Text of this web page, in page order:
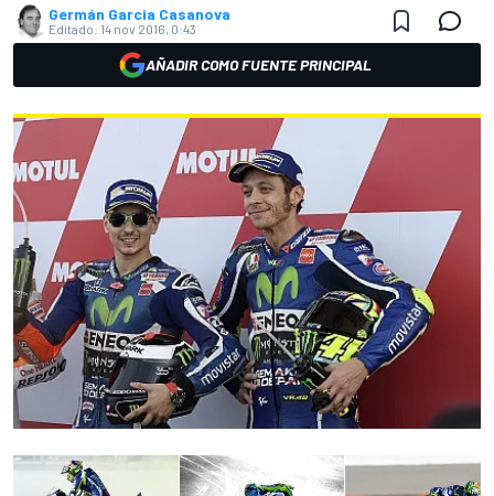
Germán Garcia Casanova
Editado: 14 nov 2016, 0:43
AÑADIR COMO FUENTE PRINCIPAL